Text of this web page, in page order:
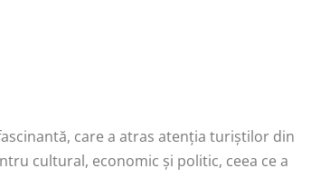
care a atras atenția turiștilor din
cultural, economic și politic, ceea ce a